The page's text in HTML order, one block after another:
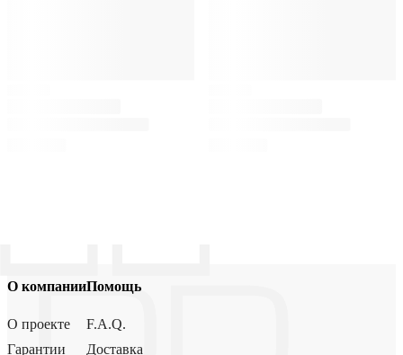
О компании
О проекте
Гарантии
Помощь
F.A.Q.
Доставка